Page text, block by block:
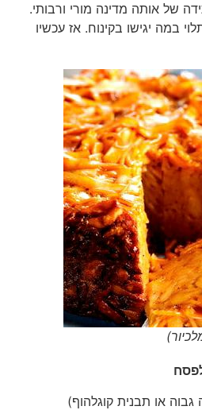
אותה מדינה מורי ורבותי.
יגישו בקינוח. אז עכשיו